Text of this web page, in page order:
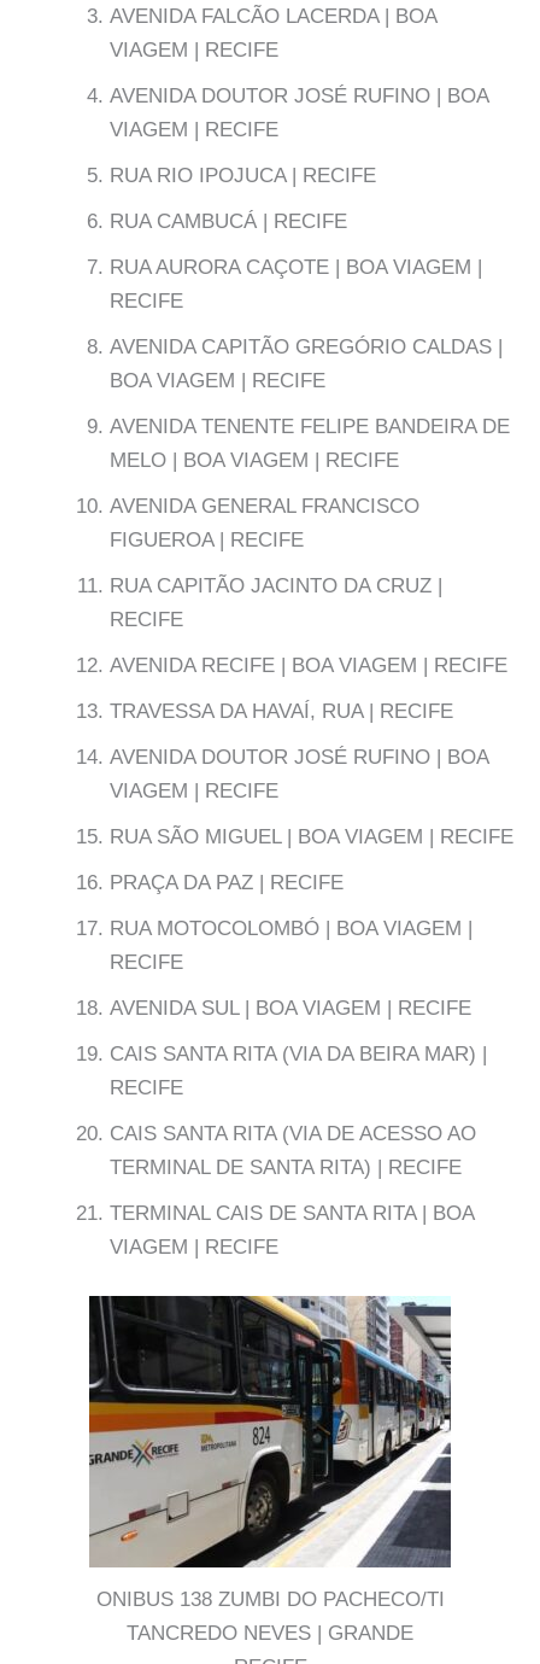
AVENIDA FALCÃO LACERDA | BOA
VIAGEM | RECIFE
AVENIDA DOUTOR JOSÉ RUFINO | BOA
VIAGEM | RECIFE
RUA RIO IPOJUCA | RECIFE
RUA CAMBUCÁ | RECIFE
RUA AURORA CAÇOTE | BOA VIAGEM |
RECIFE
AVENIDA CAPITÃO GREGÓRIO CALDAS |
BOA VIAGEM | RECIFE
AVENIDA TENENTE FELIPE BANDEIRA DE
MELO | BOA VIAGEM | RECIFE
AVENIDA GENERAL FRANCISCO
FIGUEROA | RECIFE
RUA CAPITÃO JACINTO DA CRUZ |
RECIFE
AVENIDA RECIFE | BOA VIAGEM | RECIFE
TRAVESSA DA HAVAÍ, RUA | RECIFE
AVENIDA DOUTOR JOSÉ RUFINO | BOA
VIAGEM | RECIFE
RUA SÃO MIGUEL | BOA VIAGEM | RECIFE
PRAÇA DA PAZ | RECIFE
RUA MOTOCOLOMBÓ | BOA VIAGEM |
RECIFE
AVENIDA SUL | BOA VIAGEM | RECIFE
CAIS SANTA RITA (VIA DA BEIRA MAR) |
RECIFE
CAIS SANTA RITA (VIA DE ACESSO AO
TERMINAL DE SANTA RITA) | RECIFE
TERMINAL CAIS DE SANTA RITA | BOA
VIAGEM | RECIFE
ONIBUS 138 ZUMBI DO PACHECO/TI
TANCREDO NEVES | GRANDE